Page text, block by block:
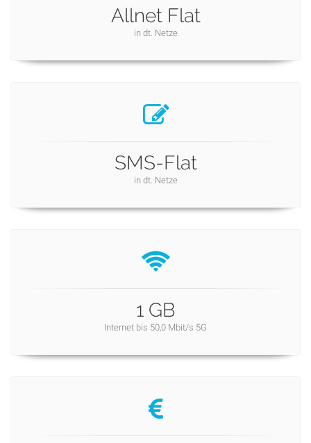
Allnet Flat
in dt. Netze
SMS-Flat
in dt. Netze
1 GB
Internet bis 50,0 Mbit/s 5G